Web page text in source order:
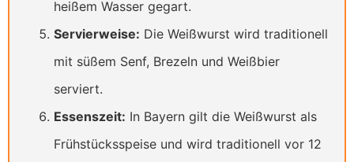
heißem Wasser gegart.
Servierweise: Die Weißwurst wird traditionell
mit süßem Senf, Brezeln und Weißbier
serviert.
Essenszeit: In Bayern gilt die Weißwurst als
Frühstücksspeise und wird traditionell vor 12